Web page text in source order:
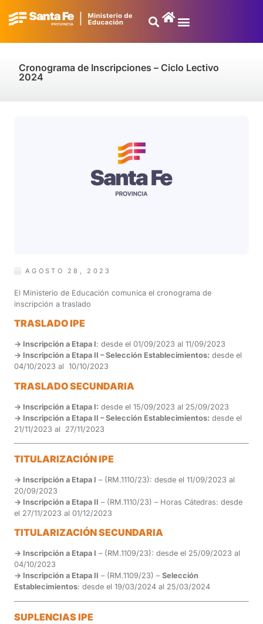
Cronograma de Inscripciones – Ciclo Lectivo
2024
AGOSTO 28, 2023
El Ministerio de Educación comunica el cronograma de
inscripción a traslado
TRASLADO IPE
-> Inscripción a Etapa I: desde el 01/09/2023 al 11/09/2023
-> Inscripción a Etapa II – Selección Establecimientos: desde el
04/10/2023 al 10/10/2023
TRASLADO SECUNDARIA
-> Inscripción a Etapa I: desde el 15/09/2023 al 25/09/2023
-> Inscripción a Etapa II – Selección Establecimientos: desde el
21/11/2023 al 27/11/2023
TITULARIZACIÓN IPE
-> Inscripción a Etapa I – (RM.1110/23): desde el 11/09/2023 al
20/09/2023
-> Inscripción a Etapa II – (RM.1110/23) – Horas Cátedras: desde
el 27/11/2023 al 01/12/2023
TITULARIZACIÓN SECUNDARIA
-> Inscripción a Etapa I – (RM.1109/23): desde el 25/09/2023 al
04/10/2023
-> Inscripción a Etapa II – (RM.1109/23) – Selección
Establecimientos: desde el 19/03/2024 al 25/03/2024
SUPLENCIAS IPE